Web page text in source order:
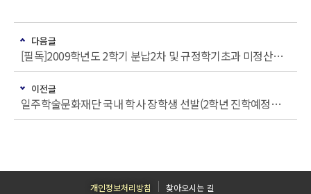
다음글
[필독]2009학년도 2학기 분납2차 및 규정학기초과 미정산자 등록금 수납계획 안내
이전글
일주학술문화재단 국내 학사 장학생 선발(2학년 진학예정자 대상)
개인정보처리방침 찾아오시는 길